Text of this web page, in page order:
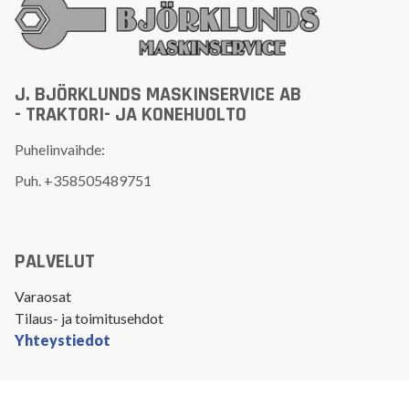
J. BJÖRKLUNDS MASKINSERVICE AB
- TRAKTORI- JA KONEHUOLTO
Puhelinvaihde:
Puh. +358505489751
PALVELUT
Varaosat
Tilaus- ja toimitusehdot
Yhteystiedot